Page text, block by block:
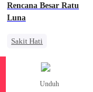
Rencana Besar Ratu
Luna
Sakit Hati
Pengganti
PenyesalanUnduh